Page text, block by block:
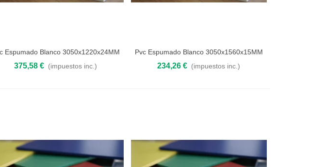
Añadir al carrito
Espumado Blanco 3050x1220x24MM
375,58 € (impuestos inc.)
Añadir al carrito
Pvc Espumado Blanco 3050x1560x15MM
234,26 € (impuestos inc.)